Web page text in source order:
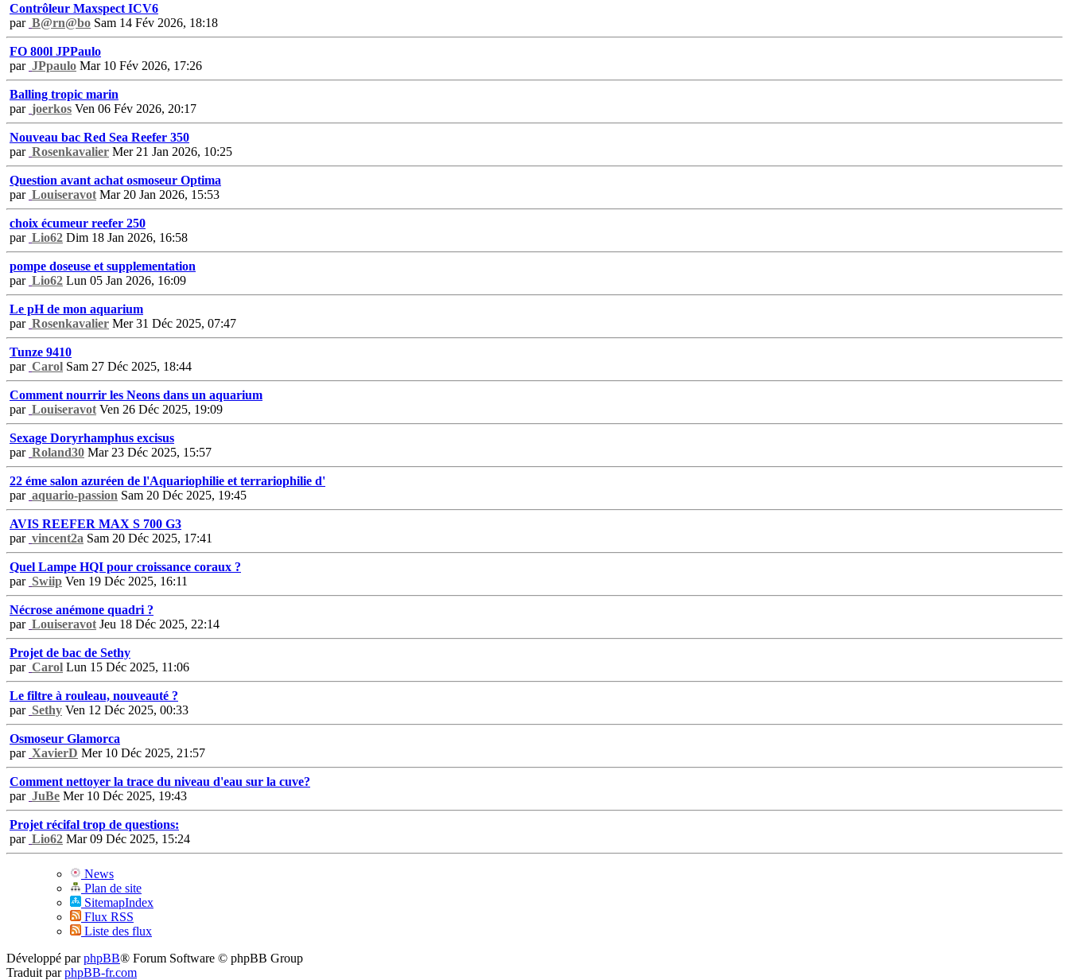
Contrôleur Maxspect ICV6
par B@rn@bo Sam 14 Fév 2026, 18:18
FO 800l JPPaulo
par JPpaulo Mar 10 Fév 2026, 17:26
Balling tropic marin
par joerkos Ven 06 Fév 2026, 20:17
Nouveau bac Red Sea Reefer 350
par Rosenkavalier Mer 21 Jan 2026, 10:25
Question avant achat osmoseur Optima
par Louiseravot Mar 20 Jan 2026, 15:53
choix écumeur reefer 250
par Lio62 Dim 18 Jan 2026, 16:58
pompe doseuse et supplementation
par Lio62 Lun 05 Jan 2026, 16:09
Le pH de mon aquarium
par Rosenkavalier Mer 31 Déc 2025, 07:47
Tunze 9410
par Carol Sam 27 Déc 2025, 18:44
Comment nourrir les Neons dans un aquarium
par Louiseravot Ven 26 Déc 2025, 19:09
Sexage Doryrhamphus excisus
par Roland30 Mar 23 Déc 2025, 15:57
22 éme salon azuréen de l'Aquariophilie et terrariophilie d'
par aquario-passion Sam 20 Déc 2025, 19:45
AVIS REEFER MAX S 700 G3
par vincent2a Sam 20 Déc 2025, 17:41
Quel Lampe HQI pour croissance coraux ?
par Swiip Ven 19 Déc 2025, 16:11
Nécrose anémone quadri ?
par Louiseravot Jeu 18 Déc 2025, 22:14
Projet de bac de Sethy
par Carol Lun 15 Déc 2025, 11:06
Le filtre à rouleau, nouveauté ?
par Sethy Ven 12 Déc 2025, 00:33
Osmoseur Glamorca
par XavierD Mer 10 Déc 2025, 21:57
Comment nettoyer la trace du niveau d'eau sur la cuve?
par JuBe Mer 10 Déc 2025, 19:43
Projet récifal trop de questions:
par Lio62 Mar 09 Déc 2025, 15:24
News
Plan de site
SitemapIndex
Flux RSS
Liste des flux
Développé parphpBB® Forum Software © phpBB Group
Traduit parphpBB-fr.com